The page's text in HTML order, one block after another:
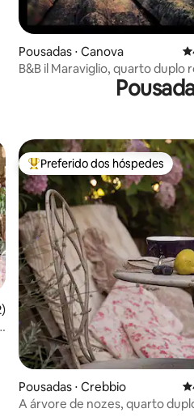
Pousadas ⋅ Canova
B&B il Maraviglio, quarto duplo
avaliação média de 5, 352
Entre os melhores preferidos
Preferido dos hóspedes
Pousadas ⋅ Crebbio
A árvore de nozes, quarto